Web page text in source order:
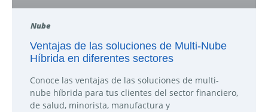
Nube
Ventajas de las soluciones de Multi-Nube
Híbrida en diferentes sectores
Conoce las ventajas de las soluciones de multi-
nube híbrida para tus clientes del sector financiero,
de salud, minorista, manufactura y